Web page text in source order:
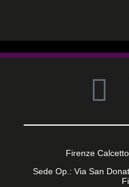
Firenze
Sede Op.: Via San